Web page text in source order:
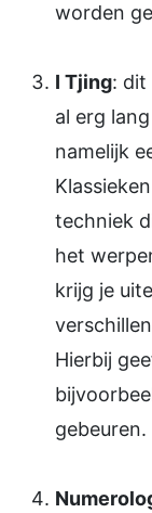
worden
I Tjing: dit
al erg
namelijk
techniek
het
krijg je
Hierbij
gebeuren.